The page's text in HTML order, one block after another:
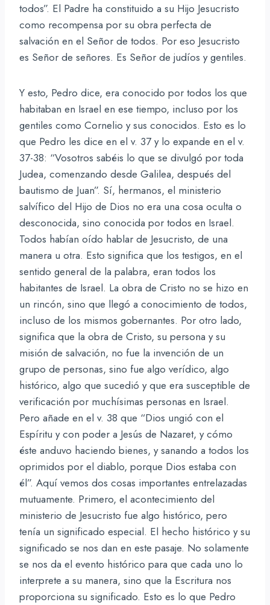
todos”. El Padre ha constituido a su Hijo Jesucristo
como recompensa por su obra perfecta de
salvación en el Señor de todos. Por eso Jesucristo
es Señor de señores. Es Señor de judíos y gentiles.
Y esto, Pedro dice, era conocido por todos los que
habitaban en Israel en ese tiempo, incluso por los
gentiles como Cornelio y sus conocidos. Esto es lo
que Pedro les dice en el v. 37 y lo expande en el v.
37-38: “Vosotros sabéis lo que se divulgó por toda
Judea, comenzando desde Galilea, después del
bautismo de Juan”. Sí, hermanos, el ministerio
salvífico del Hijo de Dios no era una cosa oculta o
desconocida, sino conocida por todos en Israel.
Todos habían oído hablar de Jesucristo, de una
manera u otra. Esto significa que los testigos, en el
sentido general de la palabra, eran todos los
habitantes de Israel. La obra de Cristo no se hizo en
un rincón, sino que llegó a conocimiento de todos,
incluso de los mismos gobernantes. Por otro lado,
significa que la obra de Cristo, su persona y su
misión de salvación, no fue la invención de un
grupo de personas, sino fue algo verídico, algo
histórico, algo que sucedió y que era susceptible de
verificación por muchísimas personas en Israel.
Pero añade en el v. 38 que “Dios ungió con el
Espíritu y con poder a Jesús de Nazaret, y cómo
éste anduvo haciendo bienes, y sanando a todos los
oprimidos por el diablo, porque Dios estaba con
él”. Aquí vemos dos cosas importantes entrelazadas
mutuamente. Primero, el acontecimiento del
ministerio de Jesucristo fue algo histórico, pero
tenía un significado especial. El hecho histórico y su
significado se nos dan en este pasaje. No solamente
se nos da el evento histórico para que cada uno lo
interprete a su manera, sino que la Escritura nos
proporciona su significado. Esto es lo que Pedro